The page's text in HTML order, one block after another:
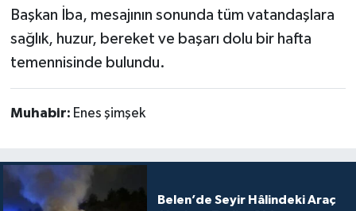
Başkan İba, mesajının sonunda tüm vatandaşlara
sağlık, huzur, bereket ve başarı dolu bir hafta
temennisinde bulundu.
Muhabir: Enes şimşek
Belen’de Seyir Hâlindeki Araç